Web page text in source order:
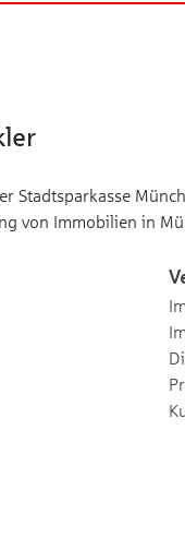
Stadtsparkasse
von Immobilien in